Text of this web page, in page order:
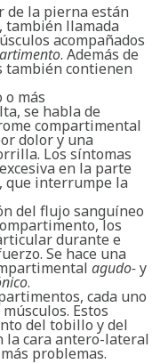
de la pierna están
también llamada
acompañados
. Además de
también contienen
o más
se habla de
compartimental
dolor y una
Los síntomas
en la parte
interrumpe la
del flujo sanguíneo
los
durante e
Se hace una
agudo-y
.
cada uno
Estos
del tobillo y del
la cara antero-lateral
problemas.